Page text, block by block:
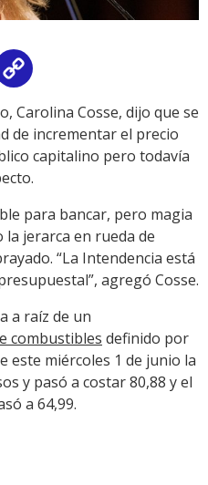
Link
Carolina Cosse, dijo que se
de incrementar el precio
capitalino pero todavía
para bancar, pero magia
la jerarca en rueda de
“La Intendencia está
agregó Cosse.
a raíz de un
combustibles definido por
este miércoles 1 de junio la
y pasó a costar 80,88 y el
a 64,99.